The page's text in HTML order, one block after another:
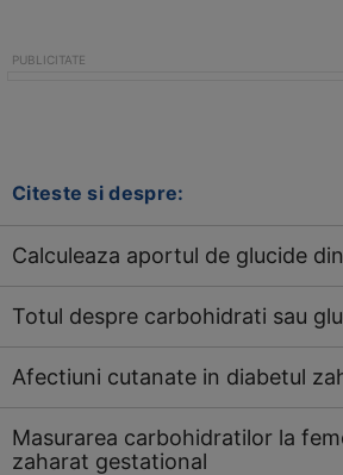
Citeste si despre:
Calculeaza aportul de glucide
Totul despre carbohidrati sau
Afectiuni cutanate in diabetul
Masurarea carbohidratilor la
zaharat gestational